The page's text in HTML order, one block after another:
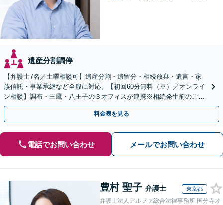
遺産分割調停
【弁護士7名／土曜相談可】遺産分割・遺留分・相続放棄・遺言・家
族信託・事業承継など全般に対応。【初回60分無料（※）／オンライ
ン相談】調布・三鷹・八王子の３オフィスが連携※相続発生前のご相
談など有料相談になるものもございます。
料金表を見る
電話でお問い合わせ メールでお問い合わせ
豊村 聖子 弁護士 東京都
弁護士法人アルファ総合法律事務所 国分寺オ